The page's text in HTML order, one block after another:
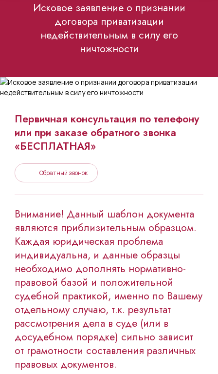
Исковое заявление о признании
договора приватизации
недействительным в силу его
ничтожности
Первичная консультация по телефону
или при заказе обратного звонка
«БЕСПЛАТНАЯ»
Обратный звонок
Внимание! Данный шаблон документа
являются приблизительным образцом.
Каждая юридическая проблема
индивидуальна, и данные образцы
необходимо дополнять нормативно-
правовой базой и положительной
судебной практикой, именно по Вашему
отдельному случаю, т.к. результат
рассмотрения дела в суде (или в
досудебном порядке) сильно зависит
от грамотности составления различных
правовых документов.